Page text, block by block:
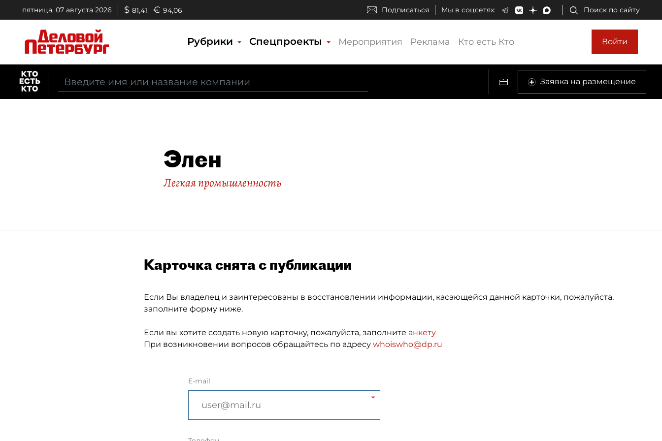
пятница, 07 августа 2026 $ 81,41 € 94,06 Подписаться Мы в соцсетях: Поиск по сайту
Рубрики Спецпроекты Мероприятия Реклама Кто есть Кто Войти
Заявка на размещение
Элен
Легкая промышленность
Карточка снята с публикации
Если Вы владелец и заинтересованы в восстановлении информации, касающейся данной карточки, пожалуйста,
заполните форму ниже.
Если вы хотите создать новую карточку, пожалуйста, заполните анкету
При возникновении вопросов обращайтесь по адресу whoiswho@dp.ru
E-mail